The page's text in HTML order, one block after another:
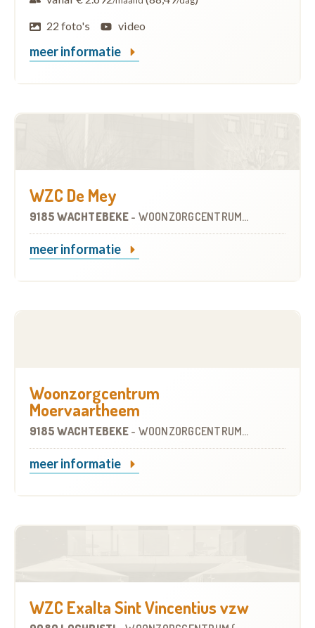
22 foto's
video
meer informatie
WZC De Mey
9185 WACHTEBEKE - WOONZORGCENTRUM (WZC)
meer informatie
Woonzorgcentrum
Moervaartheem
9185 WACHTEBEKE - WOONZORGCENTRUM (WZC)
meer informatie
WZC Exalta Sint Vincentius vzw